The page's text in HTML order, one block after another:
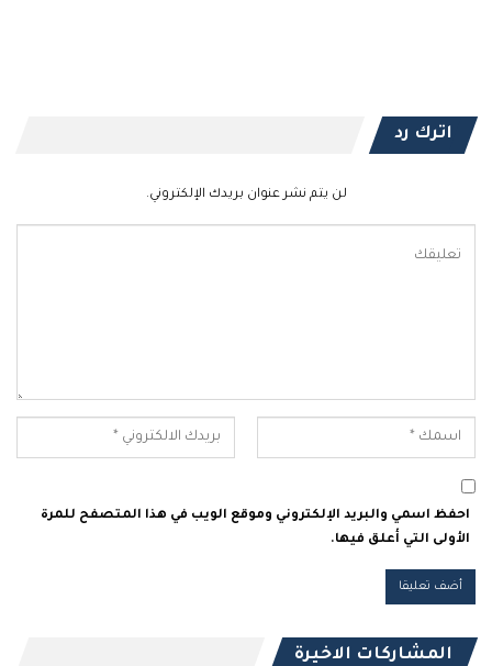
اترك رد
لن يتم نشر عنوان بريدك الإلكتروني.
احفظ اسمي والبريد الإلكتروني وموقع الويب في هذا المتصفح للمرة
الأولى التي أعلق فيها.
المشاركات الاخيرة